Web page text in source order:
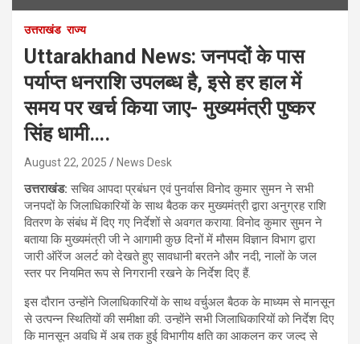
उत्तराखंड राज्य
Uttarakhand News: जनपदों के पास
पर्याप्त धनराशि उपलब्ध है, इसे हर हाल में
समय पर खर्च किया जाए- मुख्यमंत्री पुष्कर
सिंह धामी….
August 22, 2025 News Desk
उत्तराखंड: सचिव आपदा प्रबंधन एवं पुनर्वास विनोद कुमार सुमन ने सभी
जनपदों के जिलाधिकारियों के साथ बैठक कर मुख्यमंत्री द्वारा अनुग्रह राशि
वितरण के संबंध में दिए गए निर्देशों से अवगत कराया. विनोद कुमार सुमन ने
बताया कि मुख्यमंत्री जी ने आगामी कुछ दिनों में मौसम विज्ञान विभाग द्वारा
जारी ऑरेंज अलर्ट को देखते हुए सावधानी बरतने और नदी, नालों के जल
स्तर पर नियमित रूप से निगरानी रखने के निर्देश दिए हैं.
इस दौरान उन्होंने जिलाधिकारियों के साथ वर्चुअल बैठक के माध्यम से मानसून
से उत्पन्न स्थितियों की समीक्षा की. उन्होंने सभी जिलाधिकारियों को निर्देश दिए
कि मानसून अवधि में अब तक हुई विभागीय क्षति का आकलन कर जल्द से